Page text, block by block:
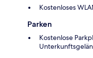
Kostenloses
Parken
Kostenlose